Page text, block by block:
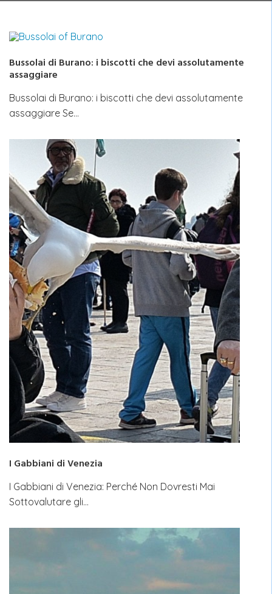
Bussolai di Burano: i biscotti che devi assolutamente
assaggiare
Bussolai di Burano: i biscotti che devi assolutamente
assaggiare Se…
I Gabbiani di Venezia
I Gabbiani di Venezia: Perché Non Dovresti Mai
Sottovalutare gli…